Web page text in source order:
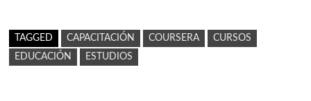
TAGGED CAPACITACIÓN COURSERA
CURSOS
EDUCACIÓN
ESTUDIOS